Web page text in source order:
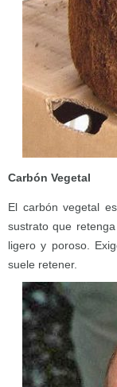
Carbón Vegetal
El carbón vegetal
sustrato que
ligero y poroso.
suele retener.